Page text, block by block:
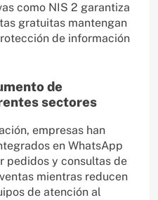
como NIS 2 garantiza
gratuitas mantengan
de información
de
sectores
empresas han
en WhatsApp
pedidos y consultas de
mientras reducen
de atención al